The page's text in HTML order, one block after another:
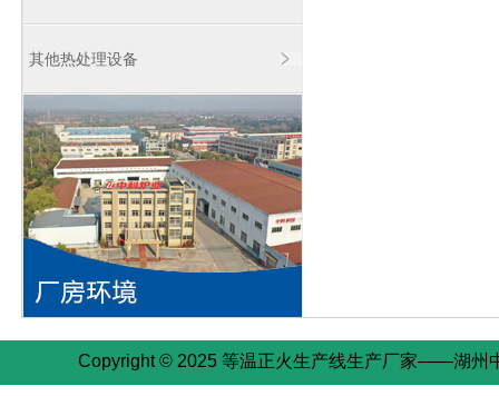
其他热处理设备
Copyright © 2025 等温正火生产线生产厂家——湖州